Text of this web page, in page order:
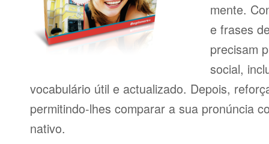
mente.
e frases
precisam
social,
vocabulário útil e actualizado. Depois,
permitindo-lhes comparar a sua pronúncia
nativo.